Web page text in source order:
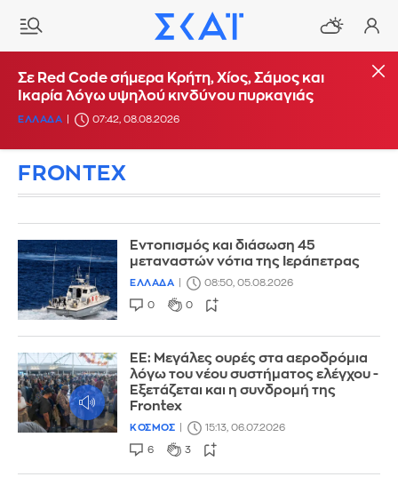
Σε Red Code σήμερα Κρήτη, Χίος, Σάμος και
Ικαρία λόγω υψηλού κινδύνου πυρκαγιάς
ΕΛΛΑΔΑ 07:42, 08.08.2026
FRONTEX
Εντοπισμός και διάσωση 45
μεταναστών νότια της Ιεράπετρας
ΕΛΛΑΔΑ 08:50, 05.08.2026
0 0
ΕΕ: Μεγάλες ουρές στα αεροδρόμια
λόγω του νέου συστήματος ελέγχου -
Εξετάζεται και η συνδρομή της
Frontex
ΚΟΣΜΟΣ 15:13, 06.07.2026
6 3